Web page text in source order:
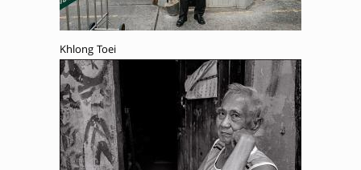
Khlong Toei